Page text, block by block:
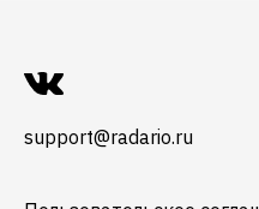
support@radario.ru